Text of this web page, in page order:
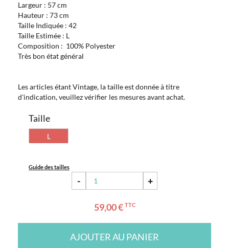
Largeur : 57 cm
Hauteur : 73 cm
Taille Indiquée : 42
Taille Estimée : L
Composition : 100% Polyester
Très bon état général
Les articles étant Vintage, la taille est donnée à titre
d'indication, veuillez vérifier les mesures avant achat.
Taille
L
Guide des tailles
- +
59,00 € TTC
AJOUTER AU PANIER